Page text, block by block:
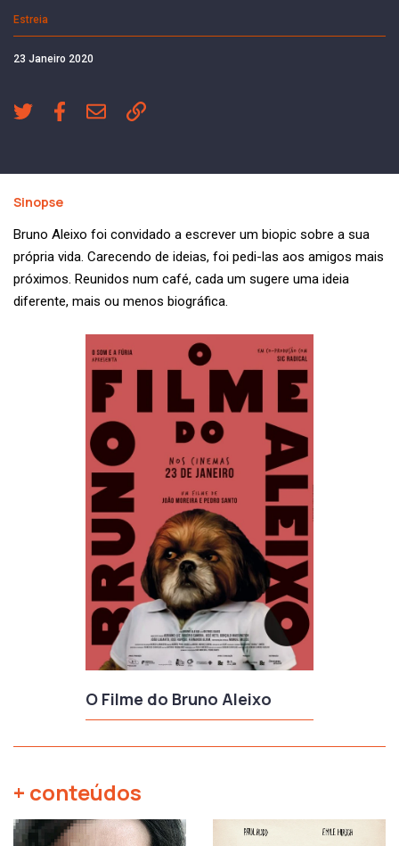
Estreia
23 Janeiro 2020
O Filme do Bruno Aleixo
Sinopse
Bruno Aleixo foi convidado a escrever um biopic sobre a sua
própria vida. Carecendo de ideias, foi pedi-las aos amigos mais
próximos. Reunidos num café, cada um sugere uma ideia
diferente, mais ou menos biográfica.
+ conteúdos